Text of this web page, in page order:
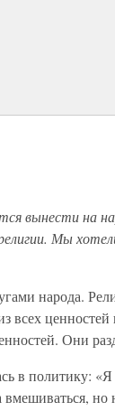
вынести на
Мы
народа.
всех ценностей
Они
в политику:
но